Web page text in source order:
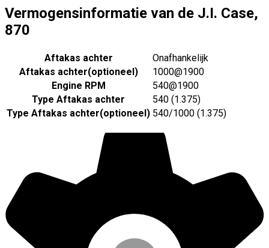
Vermogensinformatie van de J.I. Case,
870
Aftakas achter
Onafhankelijk
Aftakas achter(optioneel)
1000@1900
Engine RPM
540@1900
Type Aftakas achter
540 (1.375)
Type Aftakas achter(optioneel) 540/1000 (1.375)